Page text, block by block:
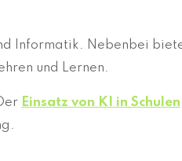
Informatik. Nebenbei
und Lernen.
Einsatz von KI in Schulen